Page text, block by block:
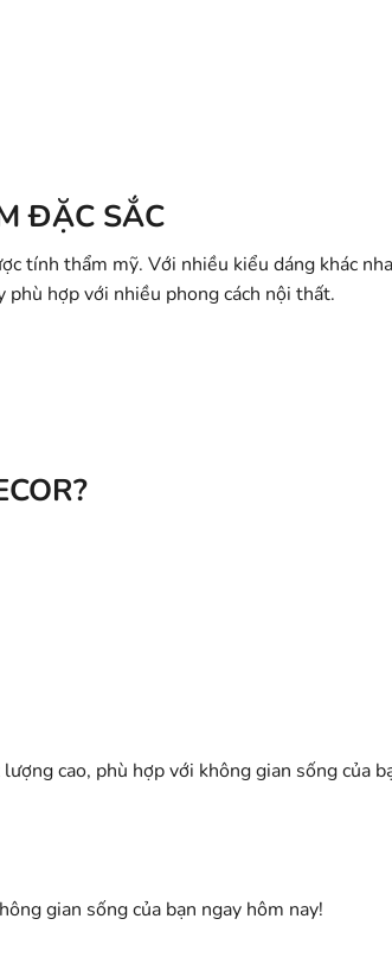
ĐẶC SẮC
tính thẩm mỹ. Với nhiều kiểu dáng khác
phù hợp với nhiều phong cách nội thất.
cao, phù hợp với không gian sống của
gian sống của bạn ngay hôm nay!